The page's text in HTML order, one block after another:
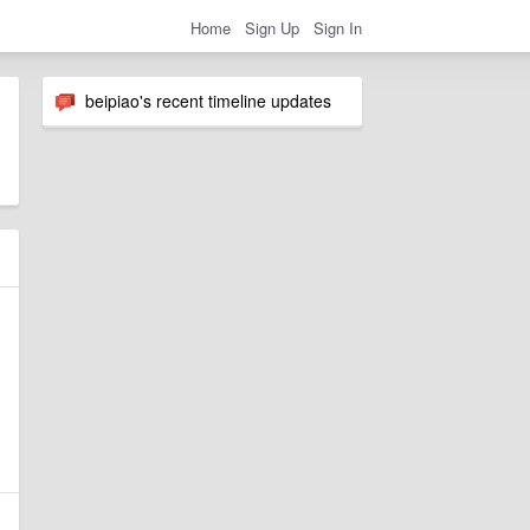
Home Sign Up Sign In
beipiao's recent timeline updates